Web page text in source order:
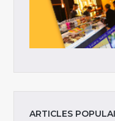
ARTICLES